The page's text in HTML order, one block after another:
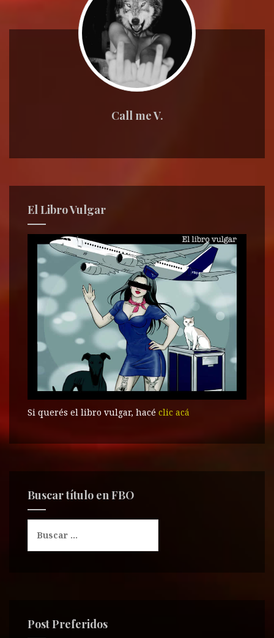
Call me V.
El Libro Vulgar
Si querés el libro vulgar, hacé clic acá
Buscar título en FBO
s
Post Preferidos